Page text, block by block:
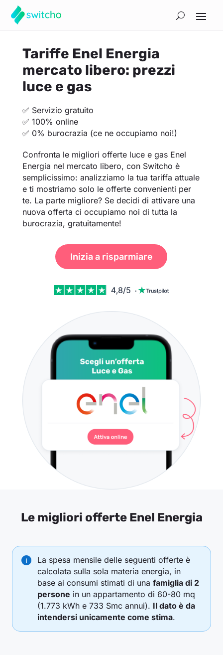
Tariffe Enel Energia
mercato libero: prezzi
luce e gas
✅ Servizio gratuito
✅ 100% online
✅ 0% burocrazia (ce ne occupiamo noi!)
Confronta le migliori offerte luce e gas Enel
Energia nel mercato libero, con Switcho è
semplicissimo: analizziamo la tua tariffa attuale
e ti mostriamo solo le offerte convenienti per
te. La parte migliore? Se decidi di attivare una
nuova offerta ci occupiamo noi di tutta la
burocrazia, gratuitamente!
Inizia a risparmiare
Le migliori offerte Enel Energia
La spesa mensile delle seguenti offerte è
calcolata sulla sola materia energia, in
base ai consumi stimati di una famiglia di 2
persone in un appartamento di 60-80 mq
(1.773 kWh e 733 Smc annui). Il dato è da
intendersi unicamente come stima.